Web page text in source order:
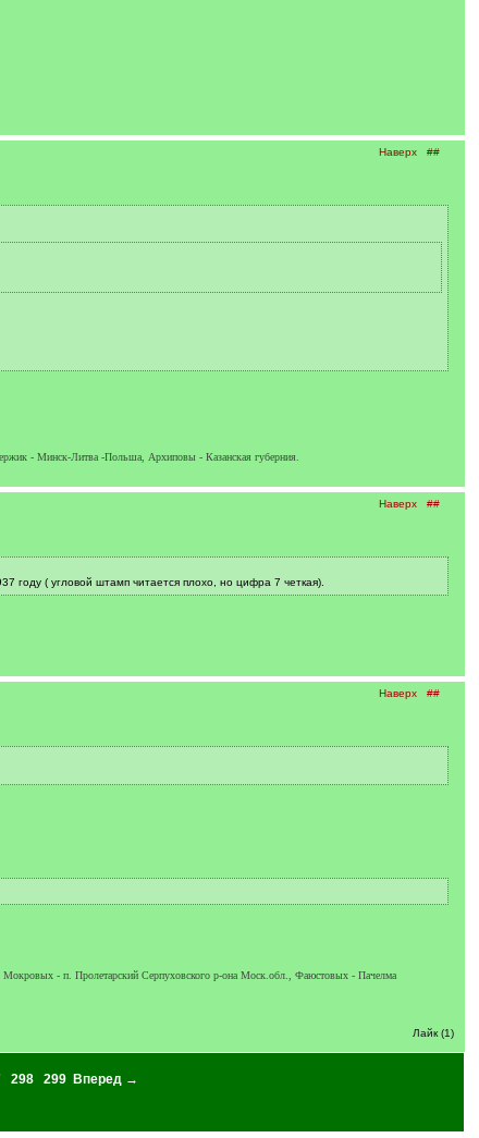
Наверх ##
- Минск-Литва -Польша, Архиповы - Казанская губерния.
Наверх ##
году ( угловой штамп читается плохо, но цифра 7 четкая).
Наверх ##
- п. Пролетарский Серпуховского р-она Моск.обл., Фаюстовых - Пачелма
Лайк (1)
298 299
Вперед →